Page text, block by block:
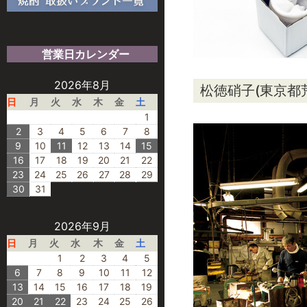
営業日カレンダー
2026年8月
日 月 火 水 木 金
土
1
2
3 4 5 6 7
8
9
10 11 12 13 14
15
16
17 18 19 20 21
22
23
24 25 26 27 28
29
30
31
2026年9月
日 月 火 水 木 金
土
1
2 3 4
5
6
7 8 9 10 11
12
13
14 15 16 17 18
19
20
21 22 23 24 25 26
松徳硝子(東京都